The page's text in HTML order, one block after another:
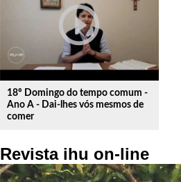
play_circle_outline
18º Domingo do tempo comum -
Ano A - Dai-lhes vós mesmos de
comer
Revista ihu on-line